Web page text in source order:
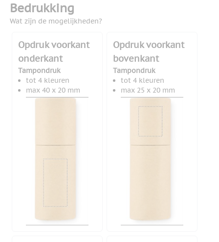
Bedrukking
Wat zijn de mogelijkheden?
Opdruk voorkant
onderkant
Tampondruk
tot 4 kleuren
max 40 x 20 mm
Opdruk voorkant
bovenkant
Tampondruk
tot 4 kleuren
max 25 x 20 mm